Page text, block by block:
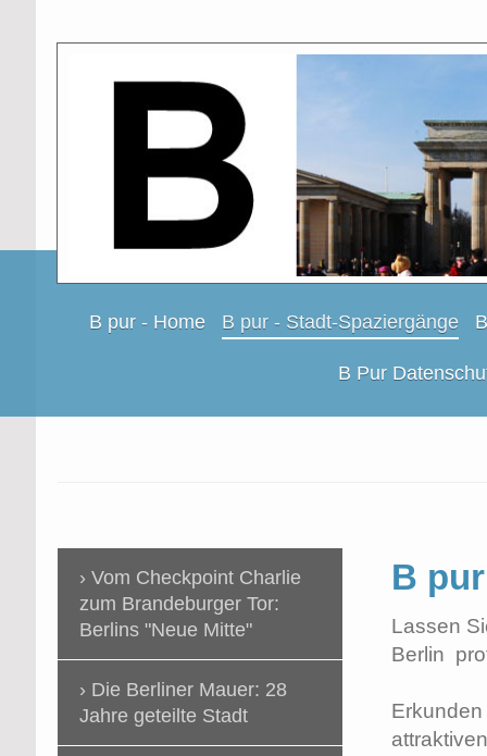
B pur - Home B pur - Stadt-Spaziergänge
B Pur
B
Lassen
Berlin
Vom Checkpoint Charlie
zum Brandeburger Tor:
Berlins "Neue Mitte"
Die Berliner Mauer: 28
Jahre geteilte Stadt